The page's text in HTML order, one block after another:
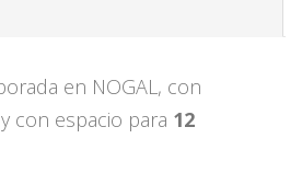
en NOGAL, con
con espacio para 12